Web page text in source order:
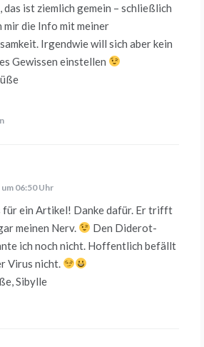
das ist ziemlich gemein – schließlich
mir die Info mit meiner
Irgendwie will sich aber kein
Gewissen einstellen
06:50 Uhr
für ein Artikel! Danke dafür. Er trifft
meinen Nerv.
Den Diderot-
ich noch nicht. Hoffentlich befällt
Virus nicht.
Sibylle